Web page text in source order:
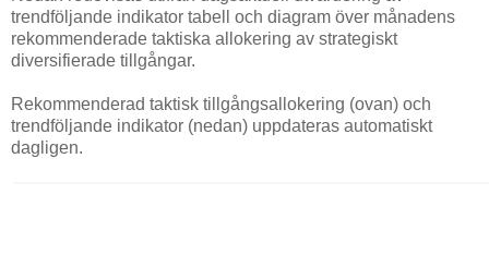
trendföljande indikator tabell och diagram över månadens
rekommenderade taktiska allokering av strategiskt
diversifierade tillgångar.
Rekommenderad taktisk tillgångsallokering (ovan) och
trendföljande indikator (nedan) uppdateras automatiskt
dagligen.